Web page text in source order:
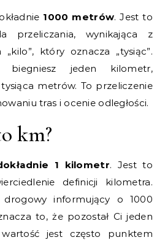
1000 metrów. Jest to
przeliczania, wynikająca z
który oznacza „tysiąc”.
biegniesz jeden kilometr,
metrów. To przeliczenie
tras i ocenie odległości.
km?
1 kilometr. Jest to
definicji kilometra.
drogowy informujący o 1000
to, że pozostał Ci jeden
jest często punktem